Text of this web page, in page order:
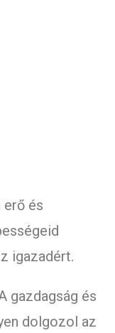
erő és
igazadért.
gazdagság és
dolgozol az